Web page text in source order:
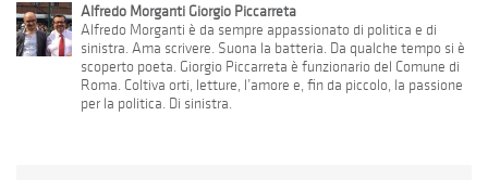
Alfredo Morganti Giorgio Piccarreta
Alfredo Morganti è da sempre appassionato di politica e di
sinistra. Ama scrivere. Suona la batteria. Da qualche tempo si è
scoperto poeta. Giorgio Piccarreta è funzionario del Comune di
Roma. Coltiva orti, letture, l’amore e, fin da piccolo, la passione
per la politica. Di sinistra.